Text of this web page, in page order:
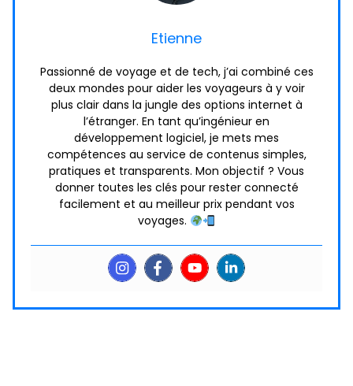
Etienne
Passionné de voyage et de tech, j’ai combiné ces
deux mondes pour aider les voyageurs à y voir
plus clair dans la jungle des options internet à
l’étranger. En tant qu’ingénieur en
développement logiciel, je mets mes
compétences au service de contenus simples,
pratiques et transparents. Mon objectif ? Vous
donner toutes les clés pour rester connecté
facilement et au meilleur prix pendant vos
voyages.